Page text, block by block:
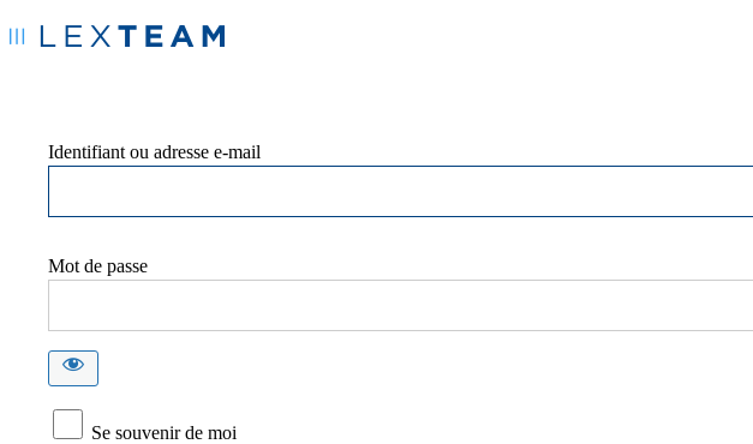
Identifiant ou adresse e-mail
Mot de passe
Se souvenir de moi